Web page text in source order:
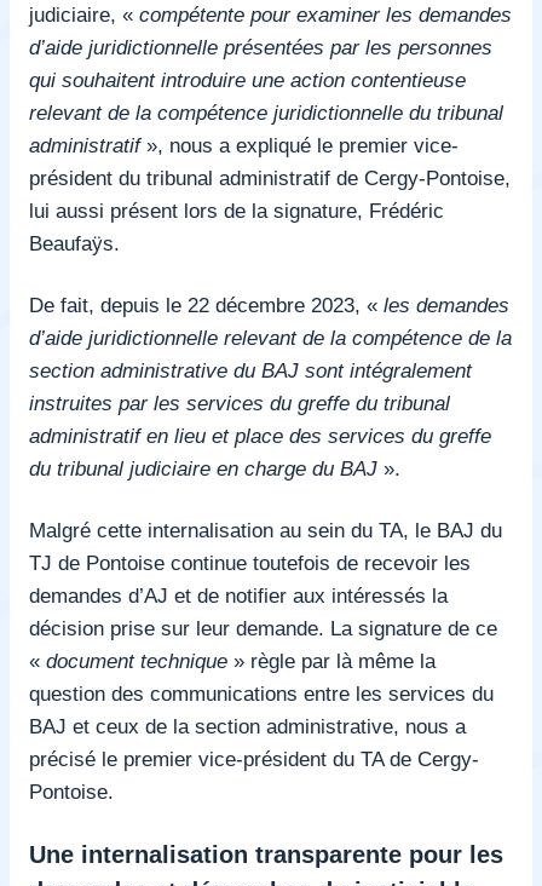
judiciaire, « compétente pour examiner les demandes
d’aide juridictionnelle présentées par les personnes
qui souhaitent introduire une action contentieuse
relevant de la compétence juridictionnelle du tribunal
administratif», nous a expliqué le premier vice-
président du tribunal administratif de Cergy-Pontoise,
lui aussi présent lors de la signature, Frédéric
Beaufaÿs.
De fait, depuis le 22 décembre 2023, « les demandes
d’aide juridictionnelle relevant de la compétence de la
section administrative du BAJ sont intégralement
instruites par les services du greffe du tribunal
administratif en lieu et place des services du greffe
du tribunal judiciaire en charge du BAJ ».
Malgré cette internalisation au sein du TA, le BAJ du
TJ de Pontoise continue toutefois de recevoir les
demandes d’AJ et de notifier aux intéressés la
décision prise sur leur demande. La signature de ce
« document technique » règle par là même la
question des communications entre les services du
BAJ et ceux de la section administrative, nous a
précisé le premier vice-président du TA de Cergy-
Pontoise.
Une internalisation transparente pour les